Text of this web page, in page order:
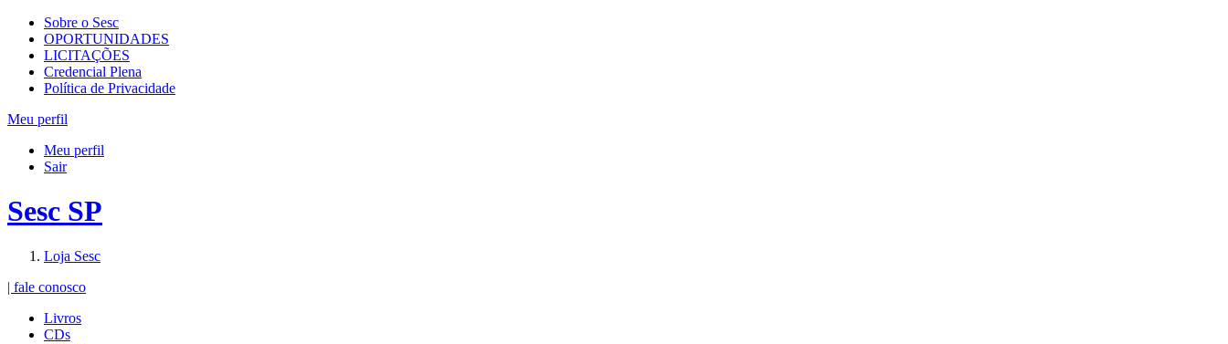
Sobre o Sesc
OPORTUNIDADES
LICITAÇÕES
Credencial Plena
Política de Privacidade
Meu perfil
Meu perfil
Sair
Sesc SP
Loja Sesc
| fale conosco
Livros
CDs